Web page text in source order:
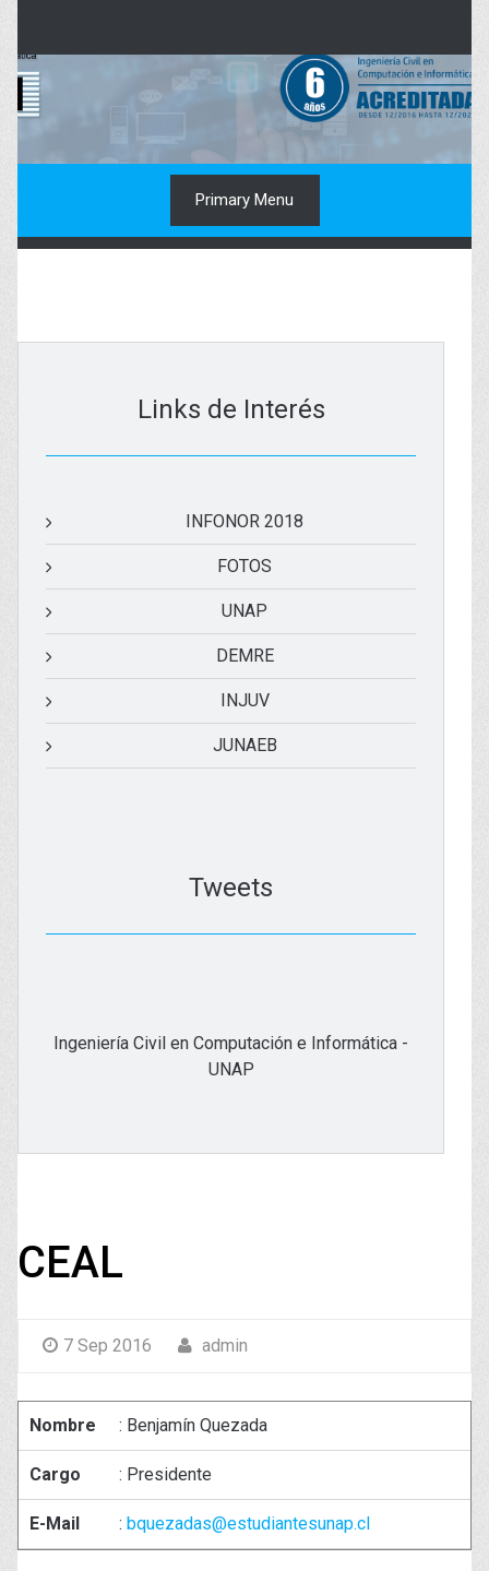
content
Primary Menu
Links de Interés
INFONOR 2018
FOTOS
UNAP
DEMRE
INJUV
JUNAEB
Tweets
Ingeniería Civil en Computación e Informática -
UNAP
CEAL
7 Sep 2016 admin
Nombre : Benjamín Quezada
Cargo : Presidente
E-Mail : bquezadas@estudiantesunap.cl